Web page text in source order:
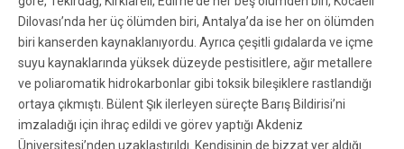
Dilovası’nda her üç ölümden biri, Antalya’da ise her on ölümden
biri kanserden kaynaklanıyordu. Ayrıca çeşitli gıdalarda ve içme
suyu kaynaklarında yüksek düzeyde pestisitlere, ağır metallere
ve poliaromatik hidrokarbonlar gibi toksik bileşiklere rastlandığı
ortaya çıkmıştı. Bülent Şık ilerleyen süreçte Barış Bildirisi’ni
imzaladığı için ihraç edildi ve görev yaptığı Akdeniz
Üniversitesi’nden uzaklaştırıldı. Kendisinin de bizzat yer aldığı